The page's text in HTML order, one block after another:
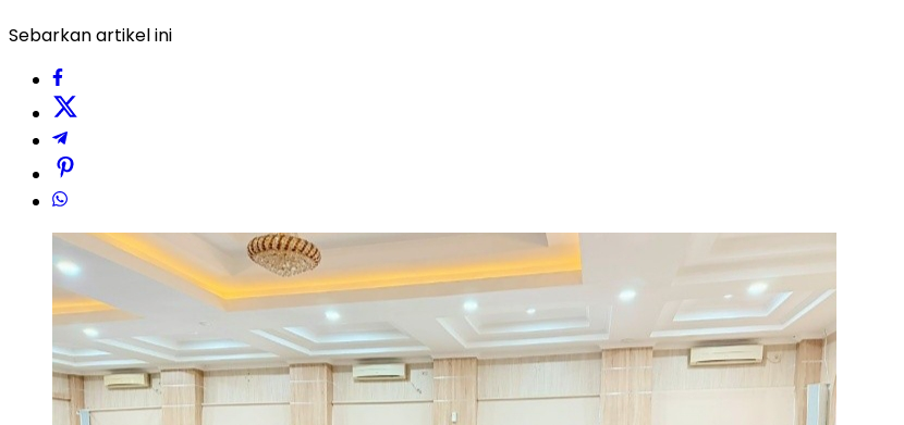
Sebarkan artikel ini